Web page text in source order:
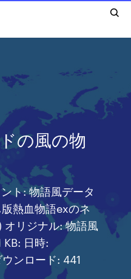
の風の物
ト: 物語風データ
熱血物語exのネ
オリジナル: 物語風
日時:
ンロード: 441